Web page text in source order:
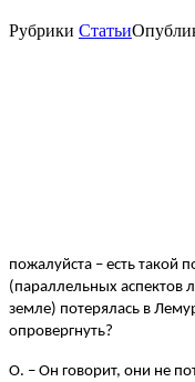
Рубрики Статьи
пожалуйста – есть такой
(параллельных аспектов
земле) потерялась в
опровергнуть?
О. – Он говорит, они не